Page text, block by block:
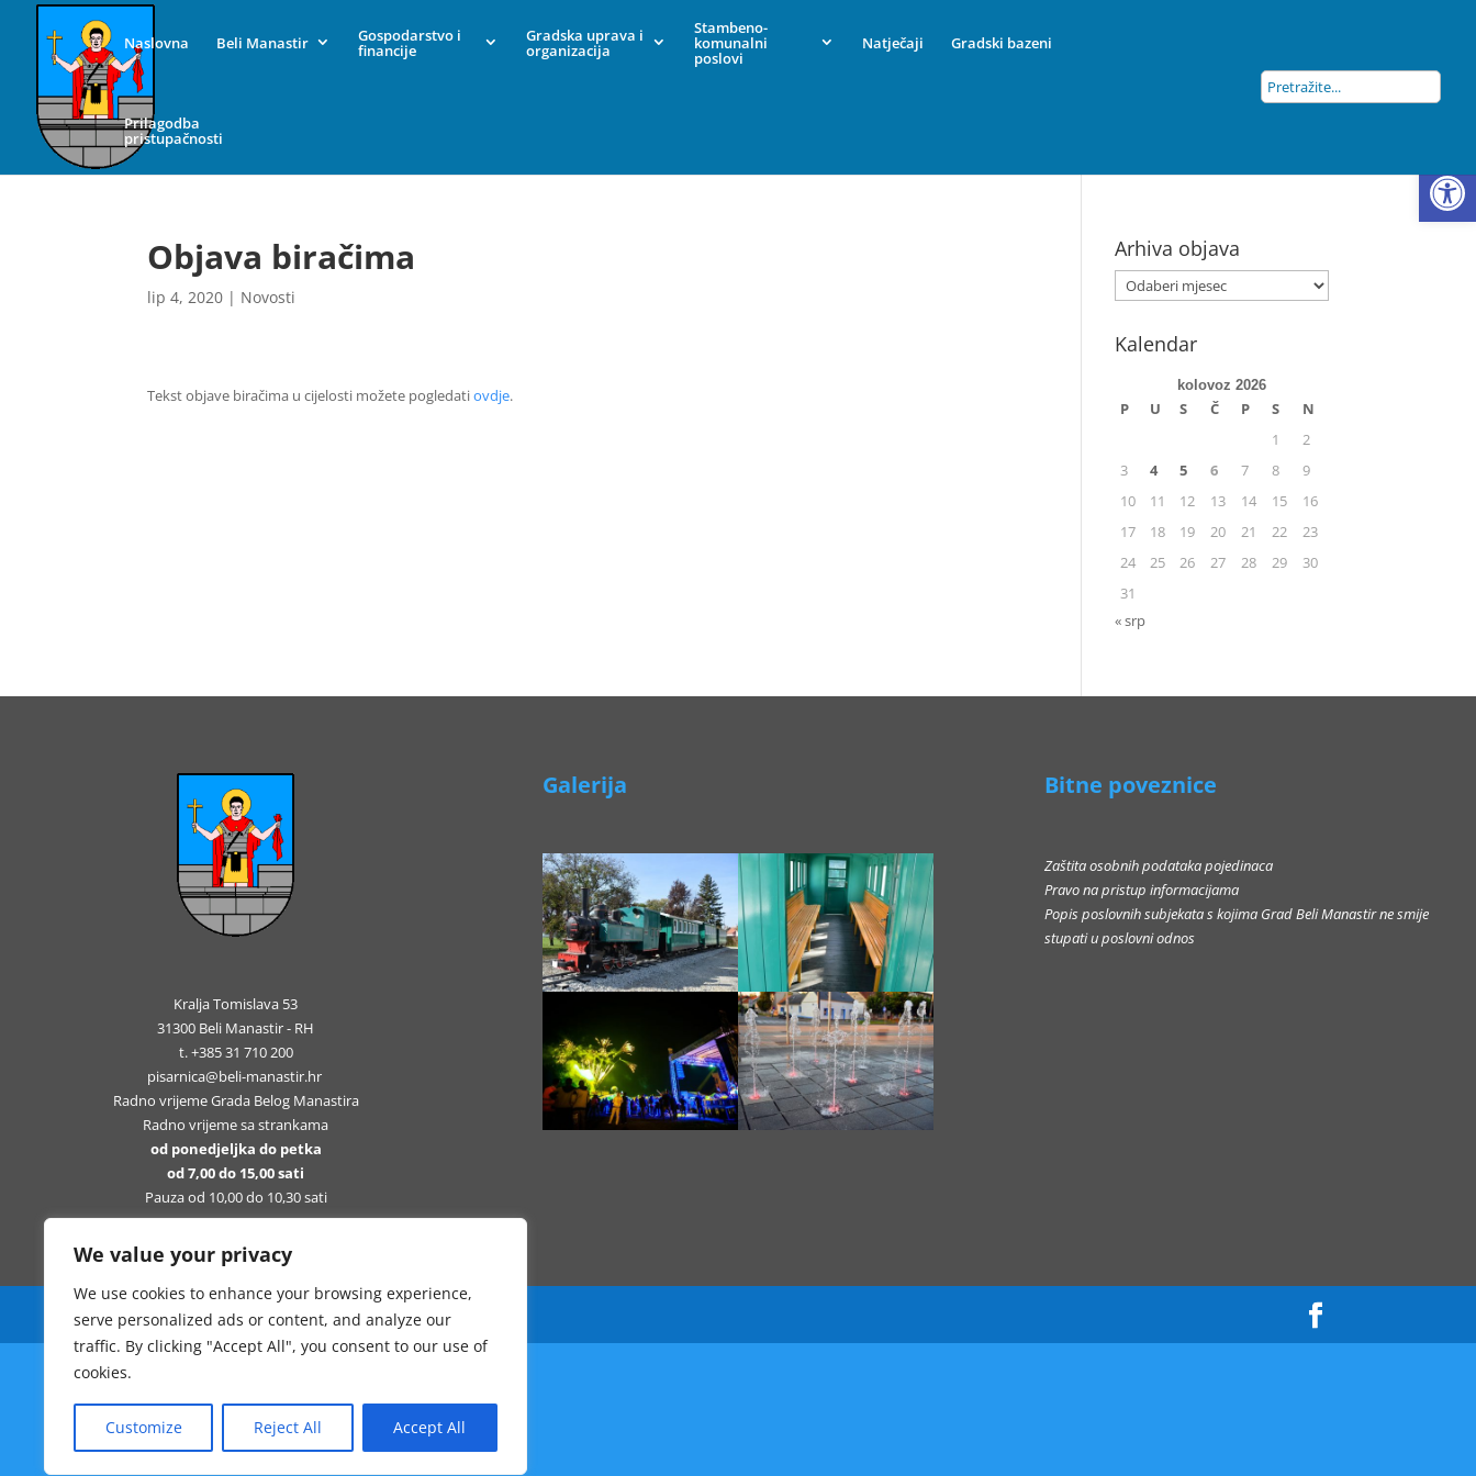
We value your privacy
We use cookies to enhance your browsing experience,
serve personalized ads or content, and analyze our
traffic. By clicking "Accept All", you consent to our use of
cookies.
Customize Reject All Accept All
Naslovna Beli Manastir Gospodarstvo i
financije
Gradska uprava i
organizacija
Stambeno-
komunalni
poslovi
Natječaji Gradski bazeni
Prilagodba
pristupačnosti
Objava biračima
lip 4, 2020 | Novosti
Tekst objave biračima u cijelosti možete pogledatiovdje.
Arhiva objava
Kalendar
kolovoz 2026
P U S Č P S
N
1
2
3
4 5 6 7 8
9
10
11 12 13 14 15
16
17
18 19 20 21 22
23
24
25 26 27 28 29
30
31
« srp
Kralja Tomislava 53
31300 Beli Manastir - RH
t. +385 31 710 200
pisarnica@beli-manastir.hr
Radno vrijeme Grada Belog Manastira
Radno vrijeme sa strankama
od ponedjeljka do petka
od 7,00 do 15,00 sati
Pauza od 10,00 do 10,30 sati
Galerija Bitne poveznice
Zaštita osobnih podataka pojedinaca
Pravo na pristup informacijama
Popis poslovnih subjekata s kojima Grad Beli Manastir ne smije
stupati u poslovni odnos
Sva prava pridržana Grad Beli Manastir